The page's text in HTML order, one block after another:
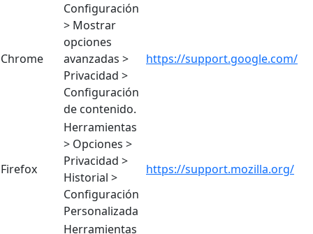
Chrome
Configuración
> Mostrar
opciones
avanzadas >
Privacidad >
Configuración
de contenido.
https://support.google.com/
Firefox
Herramientas
> Opciones >
Privacidad >
Historial >
Configuración
Personalizada
https://support.mozilla.org/
Herramientas